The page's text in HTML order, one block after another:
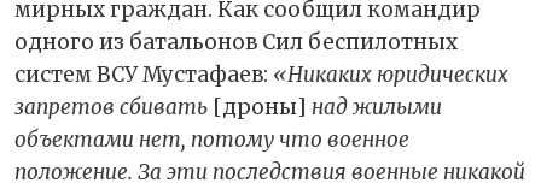
мирных граждан. Как сообщил командир
одного из батальонов Сил беспилотных
систем ВСУ Мустафаев: «Никаких юридических
запретов сбивать [дроны] над жилыми
объектами нет, потому что военное
положение. За эти последствия военные никакой